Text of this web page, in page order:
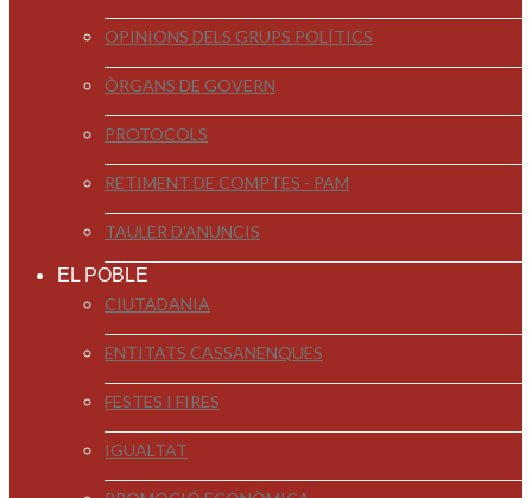
OPINIONS DELS GRUPS POLÍTICS
ÒRGANS DE GOVERN
PROTOCOLS
RETIMENT DE COMPTES - PAM
TAULER D'ANUNCIS
EL POBLE
CIUTADANIA
ENTITATS CASSANENQUES
FESTES I FIRES
IGUALTAT